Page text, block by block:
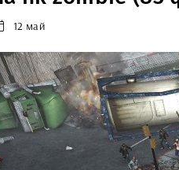
12 май